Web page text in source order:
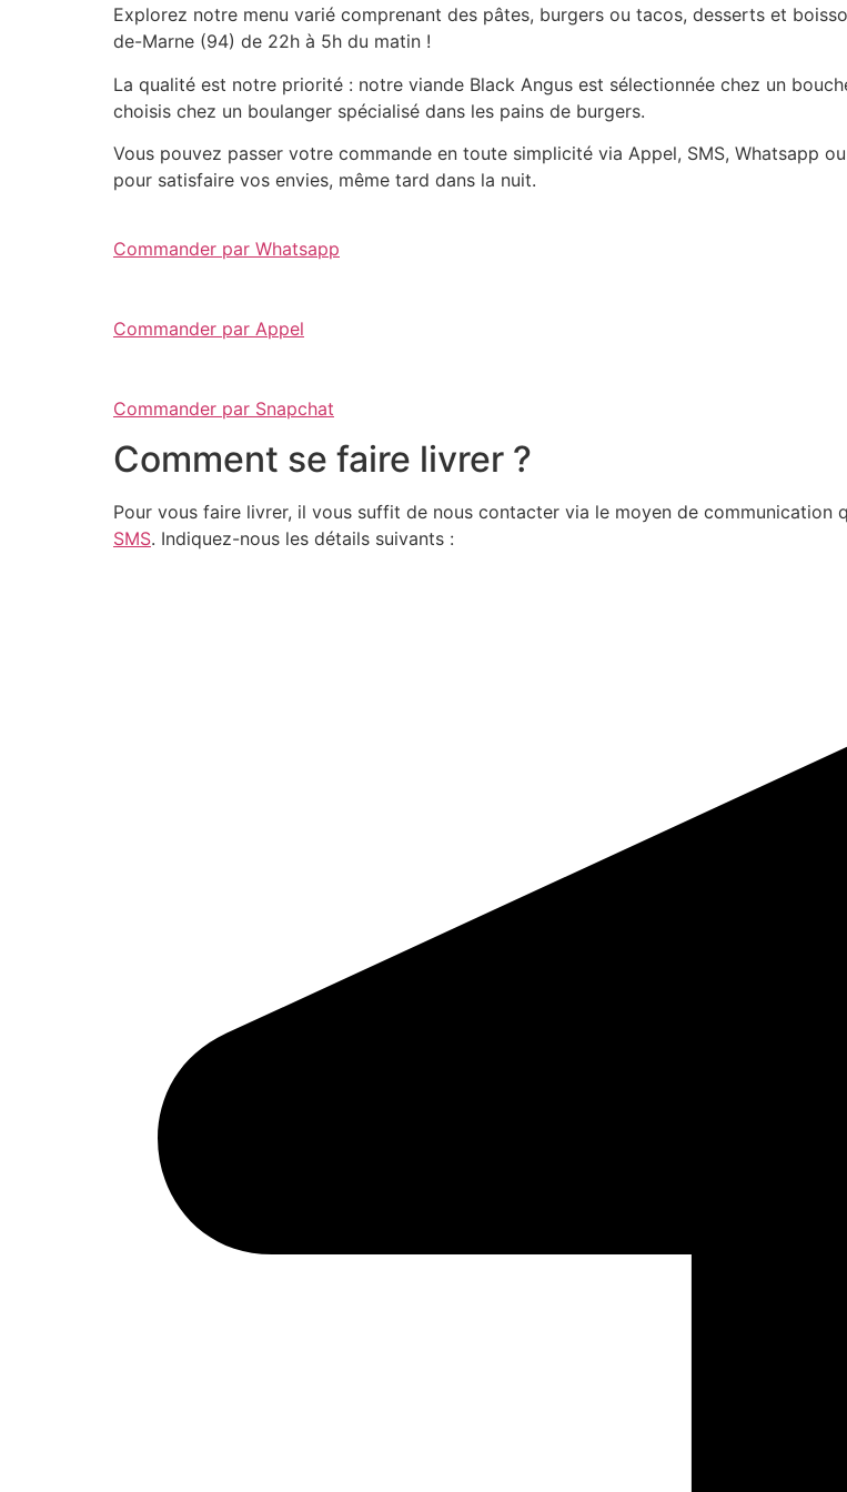
Explorez notre menu varié comprenant des pâtes, burgers ou tacos, desserts et
de-Marne (94) de 22h à 5h du matin !
La qualité est notre priorité : notre viande Black Angus est sélectionnée chez un
choisis chez un boulanger spécialisé dans les pains de burgers.
Vous pouvez passer votre commande en toute simplicité via Appel, SMS, Whatsapp
pour satisfaire vos envies, même tard dans la nuit.
Commander par Whatsapp
Commander par Appel
Commander par Snapchat
Comment se faire livrer ?
Pour vous faire livrer, il vous suffit de nous contacter via le moyen de communication
SMS. Indiquez-nous les détails suivants :